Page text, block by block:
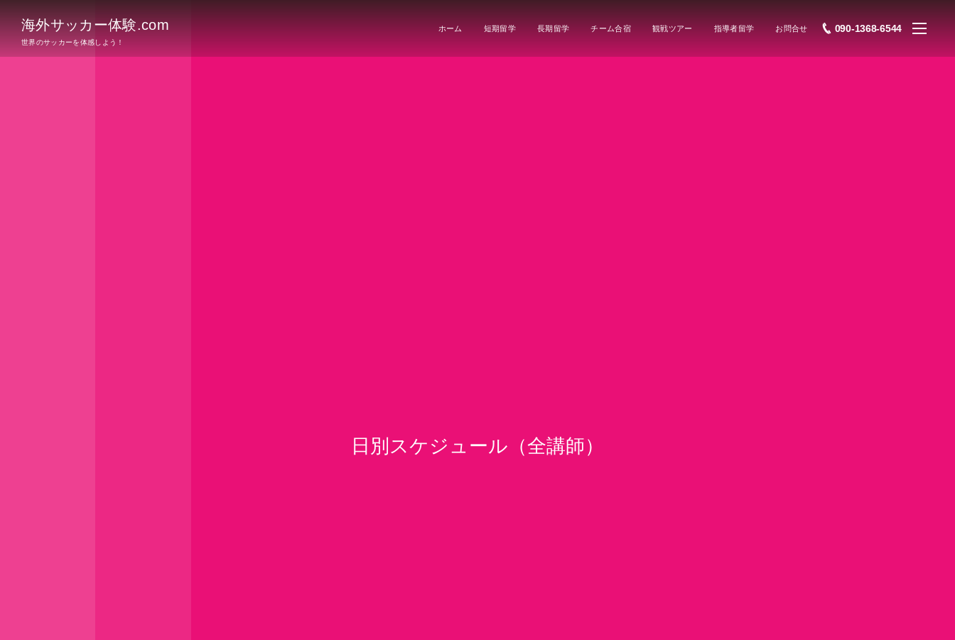
海外サッカー体験.com
世界のサッカーを体感しよう！
ホーム 短期留学 長期留学 チーム合宿 観戦ツアー 指導者留学 お問合せ 090-1368-6544
日別スケジュール（全講師）